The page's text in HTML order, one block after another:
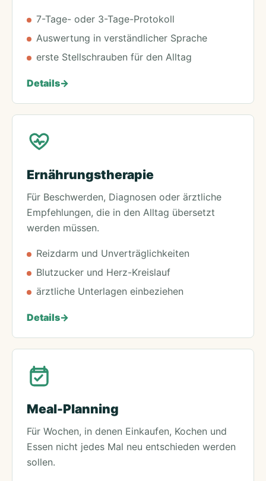
7-Tage- oder 3-Tage-Protokoll
Auswertung in verständlicher Sprache
erste Stellschrauben für den Alltag
Details->
Ernährungstherapie
Für Beschwerden, Diagnosen oder ärztliche
Empfehlungen, die in den Alltag übersetzt
werden müssen.
Reizdarm und Unverträglichkeiten
Blutzucker und Herz-Kreislauf
ärztliche Unterlagen einbeziehen
Details->
Meal-Planning
Für Wochen, in denen Einkaufen, Kochen und
Essen nicht jedes Mal neu entschieden werden
sollen.